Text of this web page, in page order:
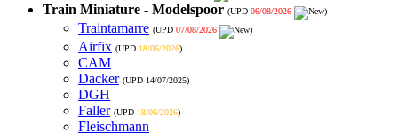
Train Miniature - Modelspoor (UPD 06/08/2026 )
Traintamarre (UPD 07/08/2026 )
Airfix (UPD 18/06/2026)
CAM
Dacker (UPD 14/07/2025)
DGH
Faller (UPD 18/06/2026)
Fleischmann